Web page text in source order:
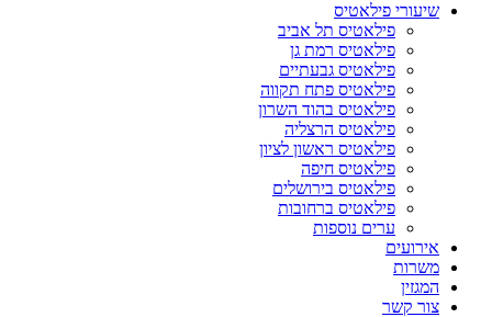
שיעורי פילאטיס
פילאטיס תל אביב
פילאטיס רמת גן
פילאטיס גבעתיים
פילאטיס פתח תקווה
פילאטיס בהוד השרון
פילאטיס הרצליה
פילאטיס ראשון לציון
פילאטיס חיפה
פילאטיס בירושלים
פילאטיס ברחובות
ערים נוספות
אירועים
משרות
המגזין
צור קשר